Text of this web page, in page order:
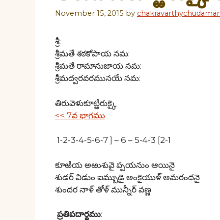
November 15, 2015 by
శ్రీ:
శ్రీమతే శఠకోపాయ నమ:
శ్రీమతే రామానుజాయ నమ:
శ్రీమద్వరవరమునయే నమ:
తిరువెళుకూట్ఱిరుక్కై
<< 7వ భాగము
1-2-3-4-5-6-7 ] – 6 – 5-4-3 [2-1
కూఱియ అఱుశువై ప్పయనుం ఆయినై
శుడర్ విడుం ఐమ్బుడై అంకైయుళ్ అమరందనై
శుందర నాళ్ తోళ్ మున్నీర్ వణ్ణ
ప్రతిపదార్థము: